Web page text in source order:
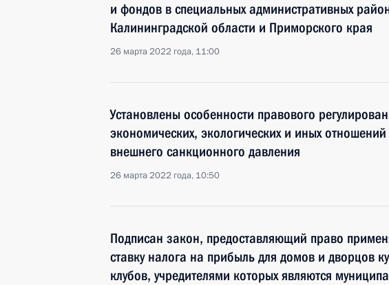
и фондов в специальных административных
Калининградской области и Приморского края
26 марта 2022 года, 11:00
Установлены особенности правового
экономических, экологических и иных отношений
внешнего санкционного давления
26 марта 2022 года, 10:50
Подписан закон, предоставляющий право
ставку налога на прибыль для домов и дворцов
клубов, учредителями которых являются